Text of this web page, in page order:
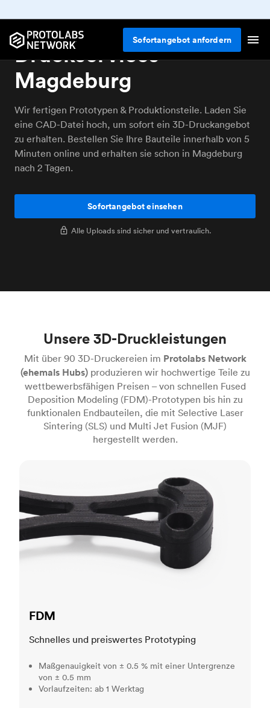
Sofortangebot anfordern
Online 3D-
Druckservices
Magdeburg
Wir fertigen Prototypen & Produktionsteile. Laden Sie
eine CAD-Datei hoch, um sofort ein 3D-Druckangebot
zu erhalten. Bestellen Sie Ihre Bauteile innerhalb von 5
Minuten online und erhalten sie schon in Magdeburg
nach 2 Tagen.
Sofortangebot einsehen
Alle Uploads sind sicher und vertraulich.
Unsere 3D-Druckleistungen
Mit über 90 3D-Druckereien im Protolabs Network
(ehemals Hubs)produzieren wir hochwertige Teile zu
wettbewerbsfähigen Preisen – von schnellen Fused
Deposition Modeling (FDM)-Prototypen bis hin zu
funktionalen Endbauteilen, die mit Selective Laser
Sintering (SLS) und Multi Jet Fusion (MJF)
hergestellt werden.
FDM
Schnelles und preiswertes Prototyping
Maßgenauigkeit von ± 0.5 % mit einer Untergrenze
von ± 0.5 mm
Vorlaufzeiten: ab 1 Werktag